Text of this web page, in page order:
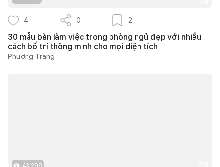
4 0 2
30 mẫu bàn làm việc trong phòng ngủ đẹp với nhiều
cách bố trí thông minh cho mọi diện tích
Phương Trang
43.298